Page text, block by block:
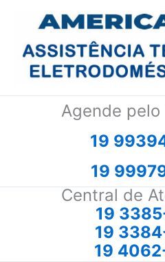
conteúdo
Agende
19
19
Central de
19
19
19